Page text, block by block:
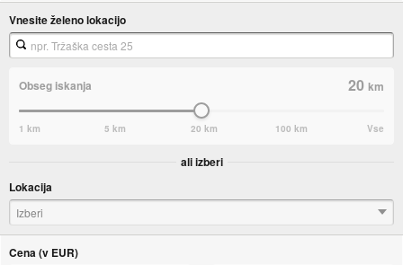
Vnesite želeno lokacijo
Obseg iskanja 20km
1 km 5 km 20 km 100 km Vse
ali izberi
Lokacija
Izberi
Cena (v EUR)